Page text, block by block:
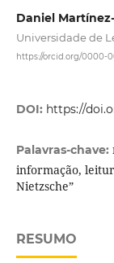
Daniel
Universidade de
https://orcid.org/0000-
DOI: https://
Palavras-chave:
informação,
Nietzsche”
RESUMO